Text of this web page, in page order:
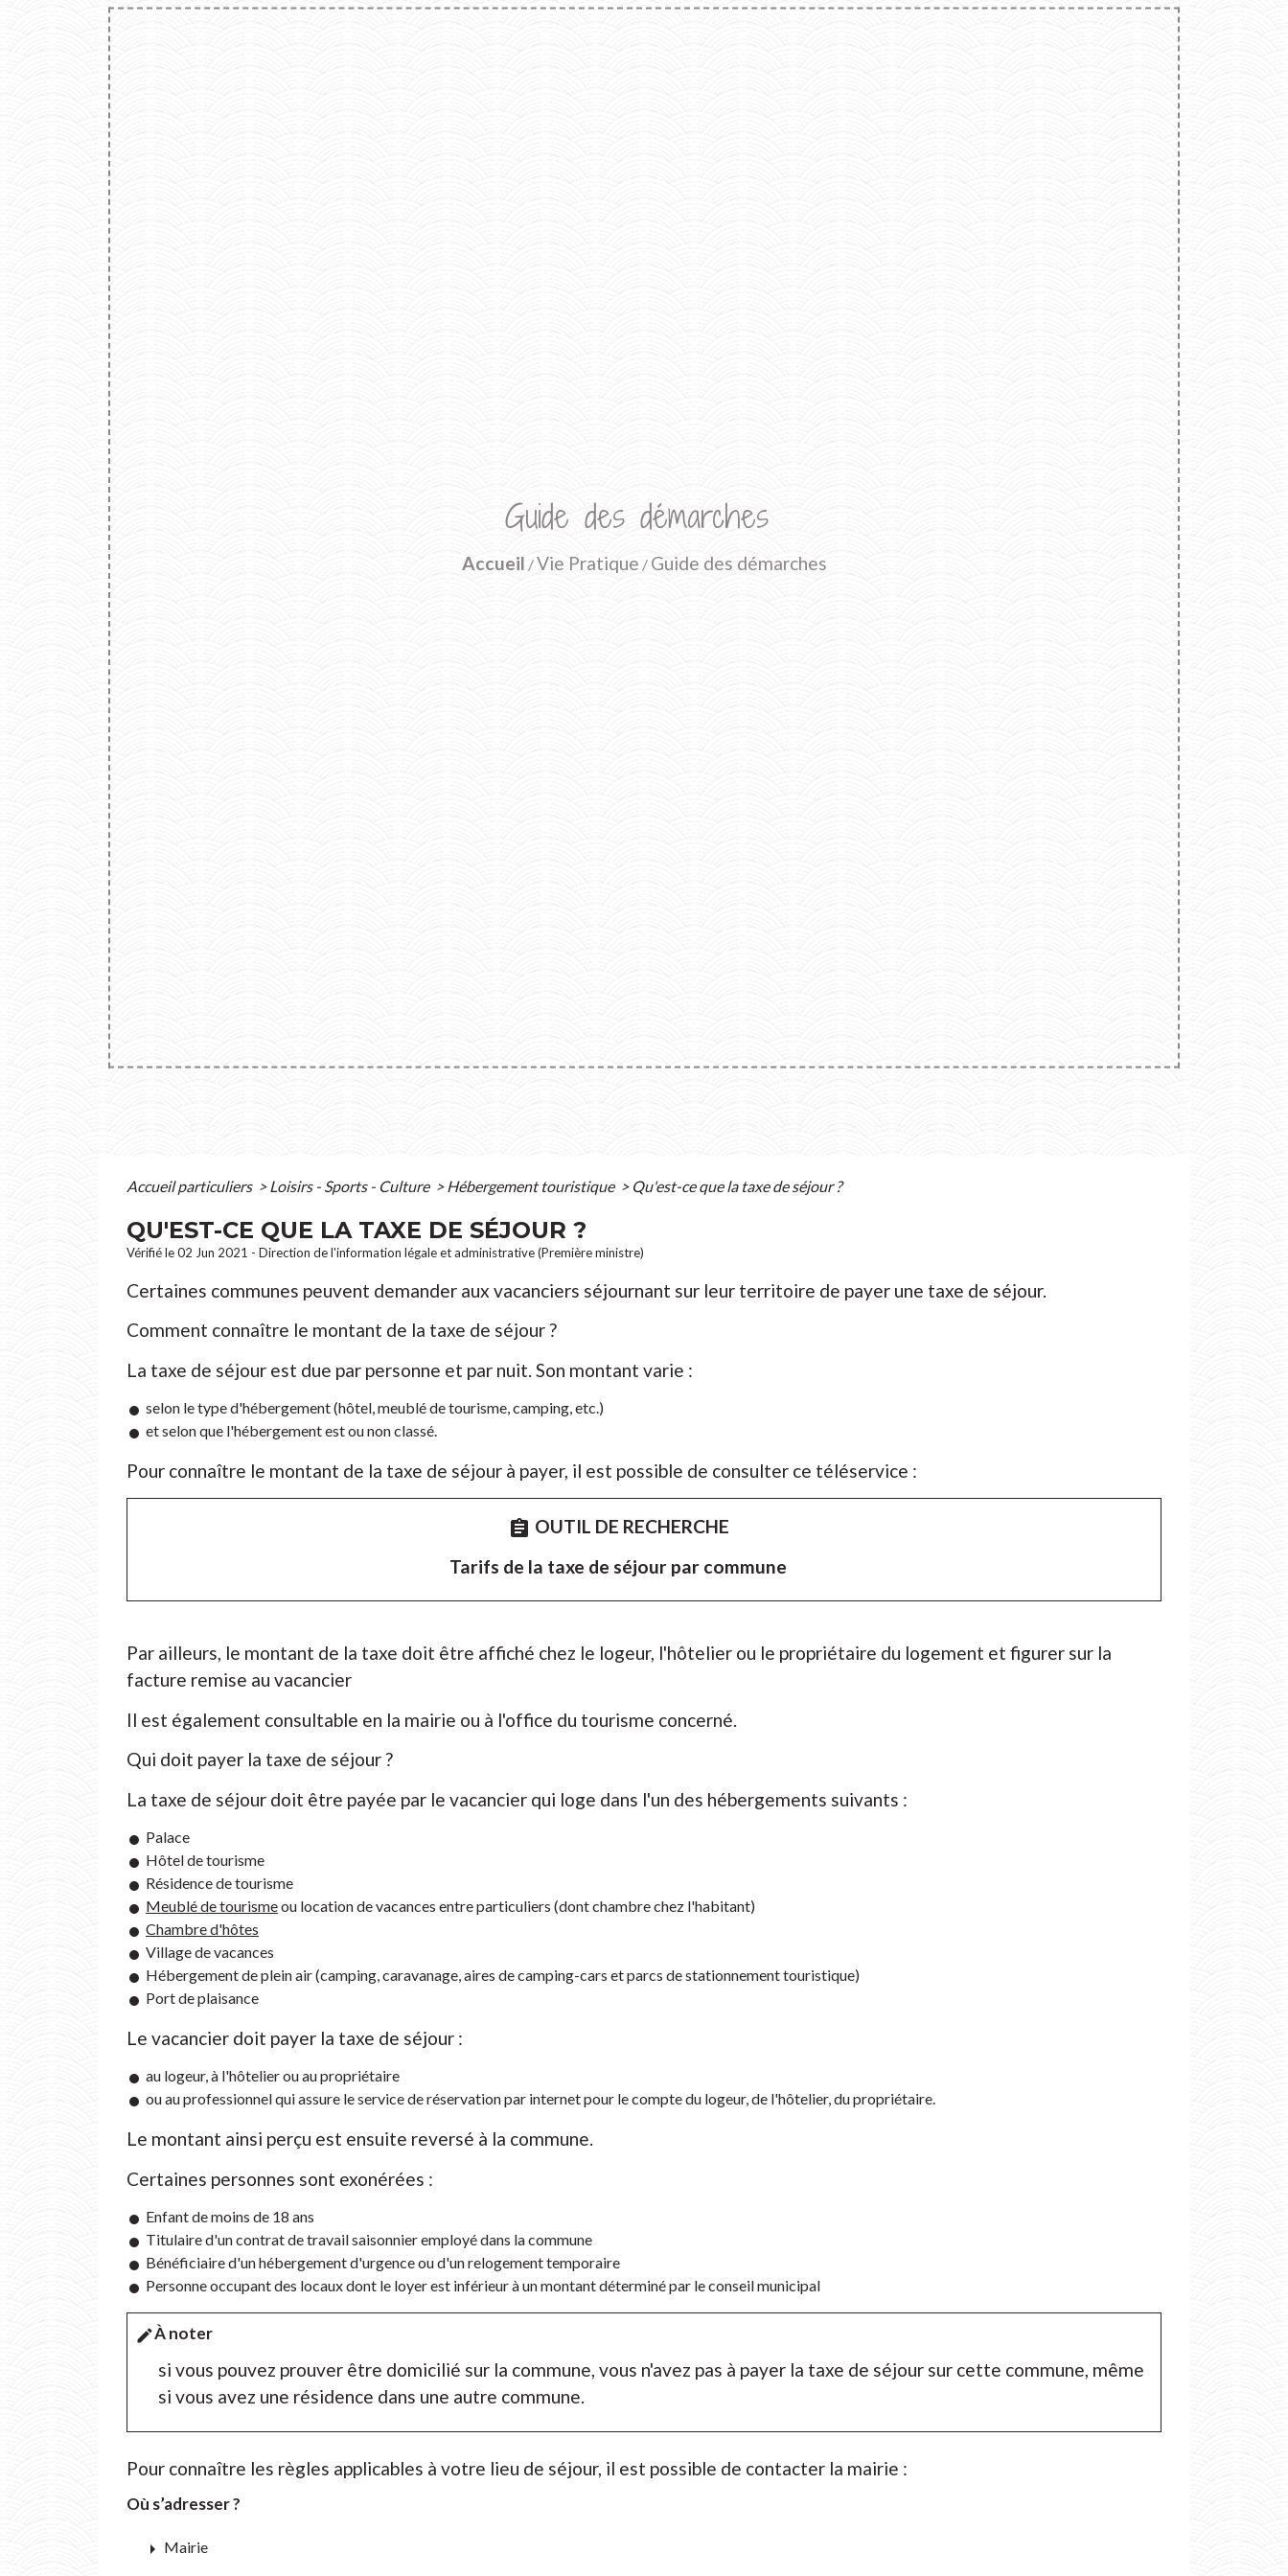
Guide des démarches
Accueil /Vie Pratique / Guide des démarches
Accueil particuliers > Loisirs - Sports - Culture > Hébergement touristique > Qu'est-ce que la taxe de séjour ?
QU'EST-CE QUE LA TAXE DE SÉJOUR ?
Vérifié le 02 Jun 2021 - Direction de l'information légale et administrative (Première ministre)
Certaines communes peuvent demander aux vacanciers séjournant sur leur territoire de payer une taxe de séjour.
Comment connaître le montant de la taxe de séjour ?
La taxe de séjour est due par personne et par nuit. Son montant varie :
selon le type d'hébergement (hôtel, meublé de tourisme, camping, etc.)
et selon que l'hébergement est ou non classé.
Pour connaître le montant de la taxe de séjour à payer, il est possible de consulter ce téléservice :
assignment OUTIL DE RECHERCHE
Tarifs de la taxe de séjour par commune
Par ailleurs, le montant de la taxe doit être affiché chez le logeur, l'hôtelier ou le propriétaire du logement et figurer sur la
facture remise au vacancier
Il est également consultable en la mairie ou à l'office du tourisme concerné.
Qui doit payer la taxe de séjour ?
La taxe de séjour doit être payée par le vacancier qui loge dans l'un des hébergements suivants :
Palace
Hôtel de tourisme
Résidence de tourisme
Meublé de tourismeou location de vacances entre particuliers (dont chambre chez l'habitant)
Chambre d'hôtes
Village de vacances
Hébergement de plein air (camping, caravanage, aires de camping-cars et parcs de stationnement touristique)
Port de plaisance
Le vacancier doit payer la taxe de séjour :
au logeur, à l'hôtelier ou au propriétaire
ou au professionnel qui assure le service de réservation par internet pour le compte du logeur, de l'hôtelier, du propriétaire.
Le montant ainsi perçu est ensuite reversé à la commune.
Certaines personnes sont exonérées :
Enfant de moins de 18 ans
Titulaire d'un contrat de travail saisonnier employé dans la commune
Bénéficiaire d'un hébergement d'urgence ou d'un relogement temporaire
Personne occupant des locaux dont le loyer est inférieur à un montant déterminé par le conseil municipal
editÀ noter
si vous pouvez prouver être domicilié sur la commune, vous n'avez pas à payer la taxe de séjour sur cette commune, même
si vous avez une résidence dans une autre commune.
Pour connaître les règles applicables à votre lieu de séjour, il est possible de contacter la mairie :
Où s’adresser ?
arrow_right Mairie